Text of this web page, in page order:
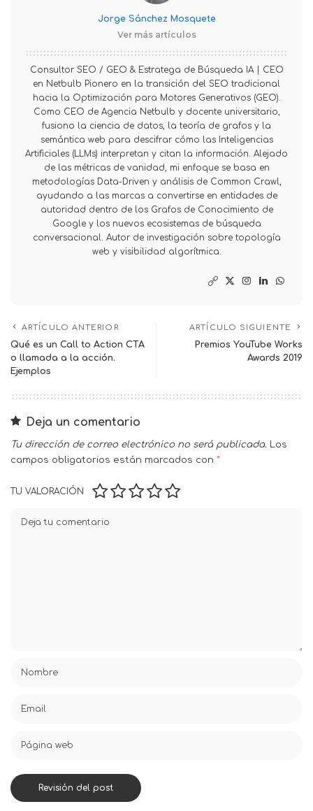
Jorge Sánchez Mosquete
Ver más artículos
Consultor SEO / GEO & Estratega de Búsqueda IA | CEO
en Netbulb Pionero en la transición del SEO tradicional
hacia la Optimización para Motores Generativos (GEO).
Como CEO de Agencia Netbulb y docente universitario,
fusiono la ciencia de datos, la teoría de grafos y la
semántica web para descifrar cómo las Inteligencias
Artificiales (LLMs) interpretan y citan la información. Alejado
de las métricas de vanidad, mi enfoque se basa en
metodologías Data-Driven y análisis de Common Crawl,
ayudando a las marcas a convertirse en entidades de
autoridad dentro de los Grafos de Conocimiento de
Google y los nuevos ecosistemas de búsqueda
conversacional. Autor de investigación sobre topología
web y visibilidad algorítmica.
ARTÍCULO ANTERIOR
Qué es un Call to Action CTA
o llamada a la acción.
Ejemplos
ARTÍCULO SIGUIENTE
Premios YouTube Works
Awards 2019
Deja un comentario
Tu dirección de correo electrónico no será publicada. Los
campos obligatorios están marcados con *
TU VALORACIÓN